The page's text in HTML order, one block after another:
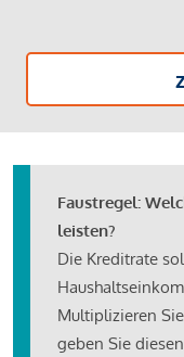
Faustregel:
leisten?
Die Kreditrate
Multiplizieren
geben Sie